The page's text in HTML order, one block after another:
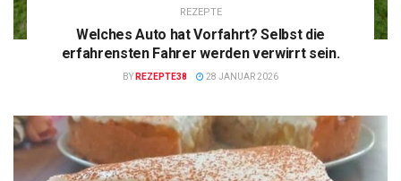
REZEPTE
Welches Auto hat Vorfahrt? Selbst die
erfahrensten Fahrer werden verwirrt sein.
BY REZEPTE38 28 JANUAR 2026